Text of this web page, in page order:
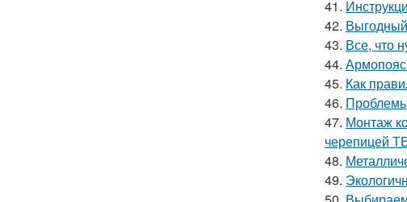
41.
42. Выгодный
43. Все, что
44.
45. Как
46. Проблемы
47. Монтаж
черепицей
48.
49.